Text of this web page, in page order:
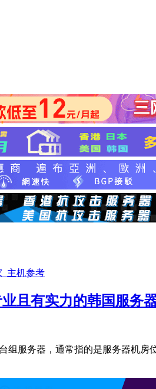
且有实力的韩国服务
服务器，通常指的是服务器机